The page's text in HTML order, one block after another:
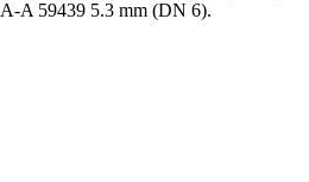
A 59439 5.3 mm (DN 6).